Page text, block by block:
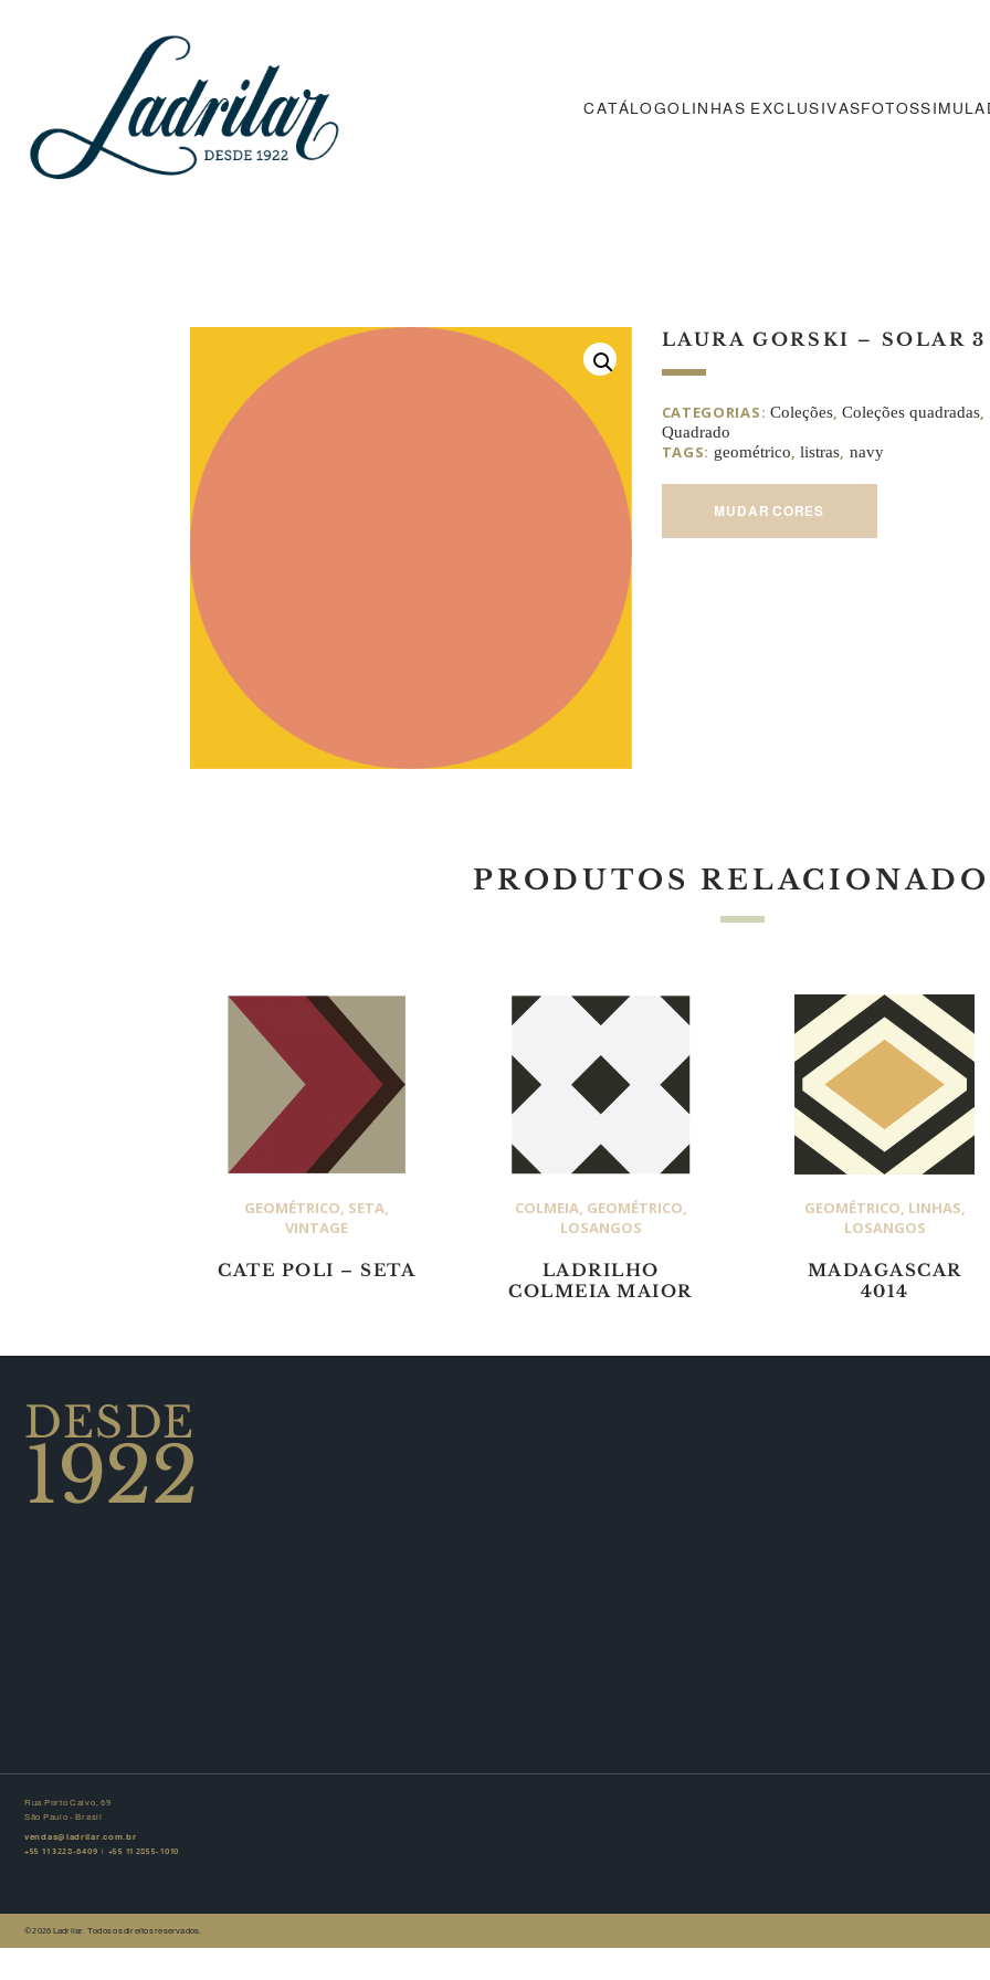
CATÁLOGOLINHAS EXCLUSIVASFOTOS
LAURA GORSKI – SOLAR 3
CATEGORIAS: Coleções,Coleções quadradas,
Quadrado
TAGS: geométrico,listras, navy
MUDAR CORES
PRODUTOS
GEOMÉTRICO, SETA,
VINTAGE
CATE POLI – SETA
COLMEIA, GEOMÉTRICO,
LOSANGOS
LADRILHO
COLMEIA MAIOR
GEOMÉTRICO, LINHAS,
LOSANGOS
MADAGASCAR
4014
DESDE
1922
Rua Porto Calvo, 69
São Paulo - Brasil
vendas@ladrilar.com.br
+55 11 3228-6409 | +55 11 2855-1010
© 2026 Ladrilar. Todos os direitos reservados.